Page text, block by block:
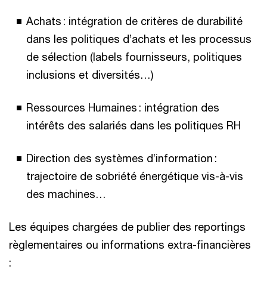
Achats : intégration de critères de durabilité
dans les politiques d’achats et les processus
de sélection (labels fournisseurs, politiques
inclusions et diversités…)
Ressources Humaines : intégration des
intérêts des salariés dans les politiques RH
Direction des systèmes d’information :
trajectoire de sobriété énergétique vis-à-vis
des machines…
Les équipes chargées de publier des reportings
règlementaires ou informations extra-financières
: